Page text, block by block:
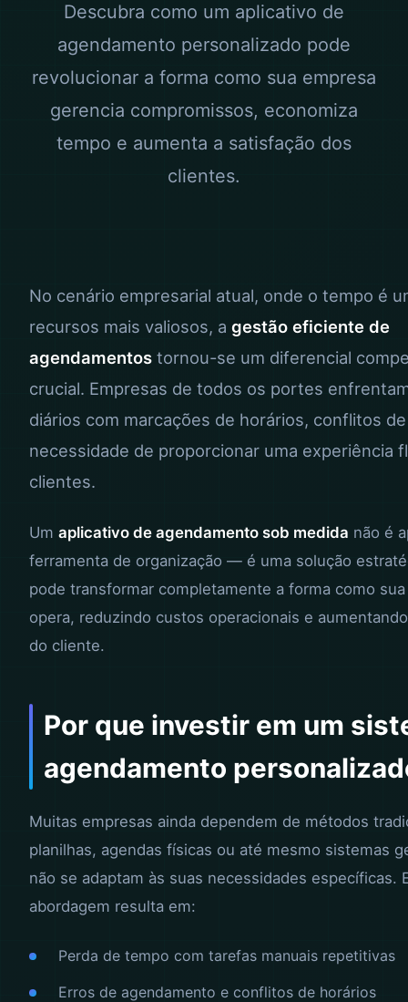
Descubra como um aplicativo de
agendamento personalizado pode
revolucionar a forma como sua empresa
gerencia compromissos, economiza
tempo e aumenta a satisfação dos
clientes.
No cenário empresarial atual, onde o tempo é
recursos mais valiosos, a gestão eficiente de
agendamentos tornou-se um diferencial
crucial. Empresas de todos os portes
diários com marcações de horários, conflitos
necessidade de proporcionar uma experiência
clientes.
Um aplicativo de agendamento sob medida não é
ferramenta de organização — é uma solução
pode transformar completamente a forma como
opera, reduzindo custos operacionais e
do cliente.
Por que investir em um
agendamento
Muitas empresas ainda dependem de métodos
planilhas, agendas físicas ou até mesmo sistemas
não se adaptam às suas necessidades específicas.
abordagem resulta em:
Perda de tempo com tarefas manuais repetitivas
Erros de agendamento e conflitos de horários